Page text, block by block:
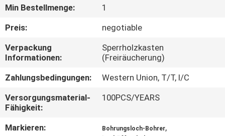
QUALITÄTSKONTROLLE
TRETEN
SIE
MIT
UNS
IN
VERBINDUNG
Min Bestellmenge:
1
Preis:
negotiable
Verpackung
Informationen:
Sperrholzkasten
(Freiräucherung)
Zahlungsbedingungen:
Western Union, T/T, l/C
Versorgungsmaterial-
Fähigkeit:
100PCS/YEARS
Markieren: Bohrungsloch-Bohrer,